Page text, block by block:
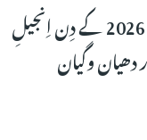
آج مورخہ 5 اگست 2026 کے دِن اِنجیلِ
وگیان